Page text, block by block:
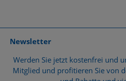
Newsletter
Werden Sie jetzt kostenfrei und
Mitglied und profitieren Sie von